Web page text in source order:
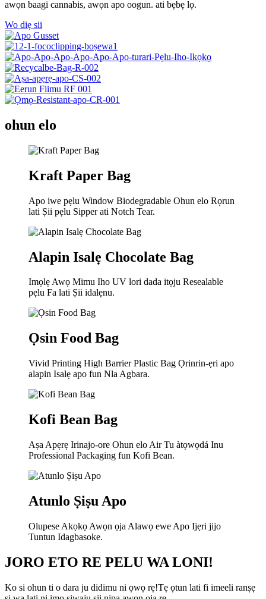
awọn baagi cannabis, awọn apo oogun. ati bẹbẹ lọ.
Wo diẹ sii
ohun elo
Kraft Paper Bag
Apo iwe pẹlu Window Biodegradable Ohun elo Rọrun
lati Ṣii pẹlu Sipper ati Notch Tear.
Alapin Isalẹ Chocolate Bag
Imọlẹ Awọ Mimu Iho UV lori dada itọju Resealable
pẹlu Fa lati Ṣii idalẹnu.
Ọsin Food Bag
Vivid Printing High Barrier Plastic Bag Ọrinrin-ẹri apo
alapin Isalẹ apo fun Nla Agbara.
Kofi Bean Bag
Aṣa Apẹrẹ Irinajo-ore Ohun elo Air Tu àtọwọdá Inu
Professional Packaging fun Kofi Bean.
Atunlo Ṣiṣu Apo
Olupese Akọkọ Awọn ọja Alawọ ewe Apo Ijẹri jijo
Tuntun Idagbasoke.
JORO ETO RE PELU WA LONI!
Ko si ohun ti o dara ju didimu ni ọwọ rẹ!Tẹ ọtun lati fi imeeli ranṣẹ